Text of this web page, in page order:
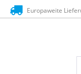
Europaweite